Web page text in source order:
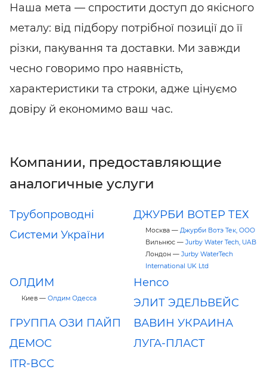
Наша мета — спростити доступ до якісного
металу: від підбору потрібної позиції до її
різки, пакування та доставки. Ми завжди
чесно говоримо про наявність,
характеристики та строки, адже цінуємо
довіру й економимо ваш час.
Компании, предоставляющие
аналогичные услуги
Трубопроводні
Системи України
ДЖУРБИ ВОТЕР ТЕХ
Москва — Джурби Вотэ Тек, ООО
Вильнюс — Jurby Water Tech, UAB
Лондон — Jurby WaterTech
International UK Ltd
ОЛДИМ
Киев — Олдим Одесса
Henco
ЭЛИТ ЭДЕЛЬВЕЙС
ГРУППА ОЗИ ПАЙП
ВАВИН УКРАИНА
ДЕМОС
ЛУГА-ПЛАСТ
ITR-BCC